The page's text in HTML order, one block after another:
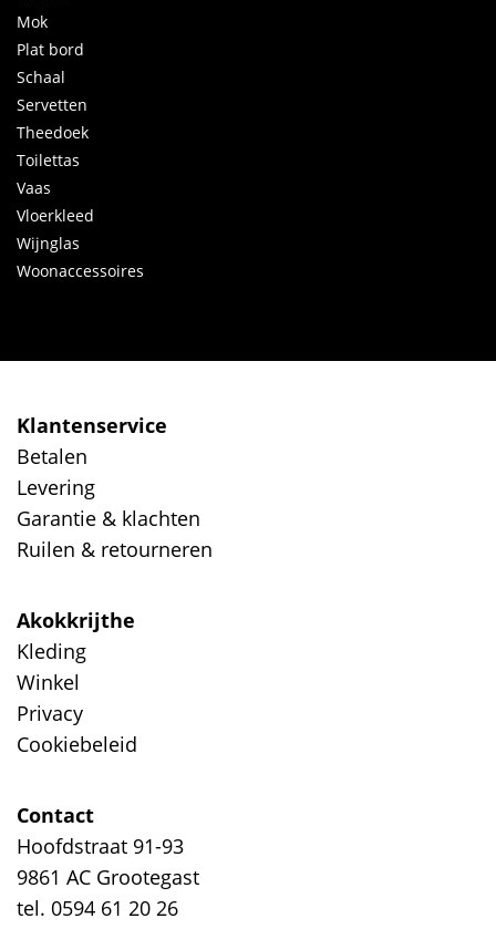
Mok
Plat bord
Schaal
Servetten
Theedoek
Toilettas
Vaas
Vloerkleed
Wijnglas
Woonaccessoires
Klantenservice
Betalen
Levering
Garantie & klachten
Ruilen & retourneren
Akokkrijthe
Kleding
Winkel
Privacy
Cookiebeleid
Contact
Hoofdstraat 91-93
9861 AC Grootegast
tel. 0594 61 20 26